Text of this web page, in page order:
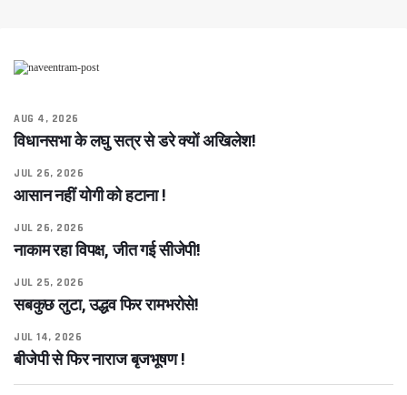
AUG 4, 2026
विधानसभा के लघु सत्र से डरे क्यों अखिलेश!
JUL 26, 2026
आसान नहीं योगी को हटाना !
JUL 26, 2026
नाकाम रहा विपक्ष, जीत गई सीजेपी!
JUL 25, 2026
सबकुछ लुटा, उद्धव फिर रामभरोसे!
JUL 14, 2026
बीजेपी से फिर नाराज बृजभूषण !